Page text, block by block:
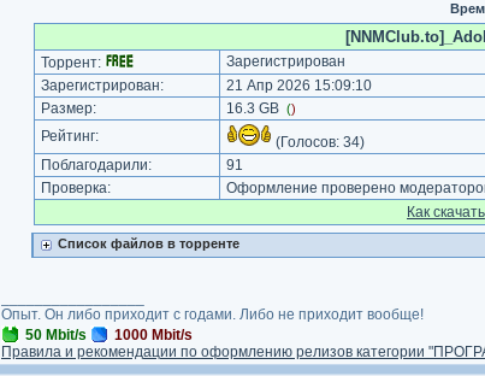
Торрент:
Зарегистрирован
Зарегистрирован:
21 Апр 2026 15:09:10
Размер:
16.3 GB ()
Рейтинг: (Голосов: 34)
Поблагодарили:
91
Проверка:
Оформление проверено
Как cкачать
Список файлов в торренте
Опыт. Он либо приходит с годами. Либо не приходит вообще!
50 Mbit/s
1000 Mbit/s
Правила и рекомендации по оформлению релизов категории